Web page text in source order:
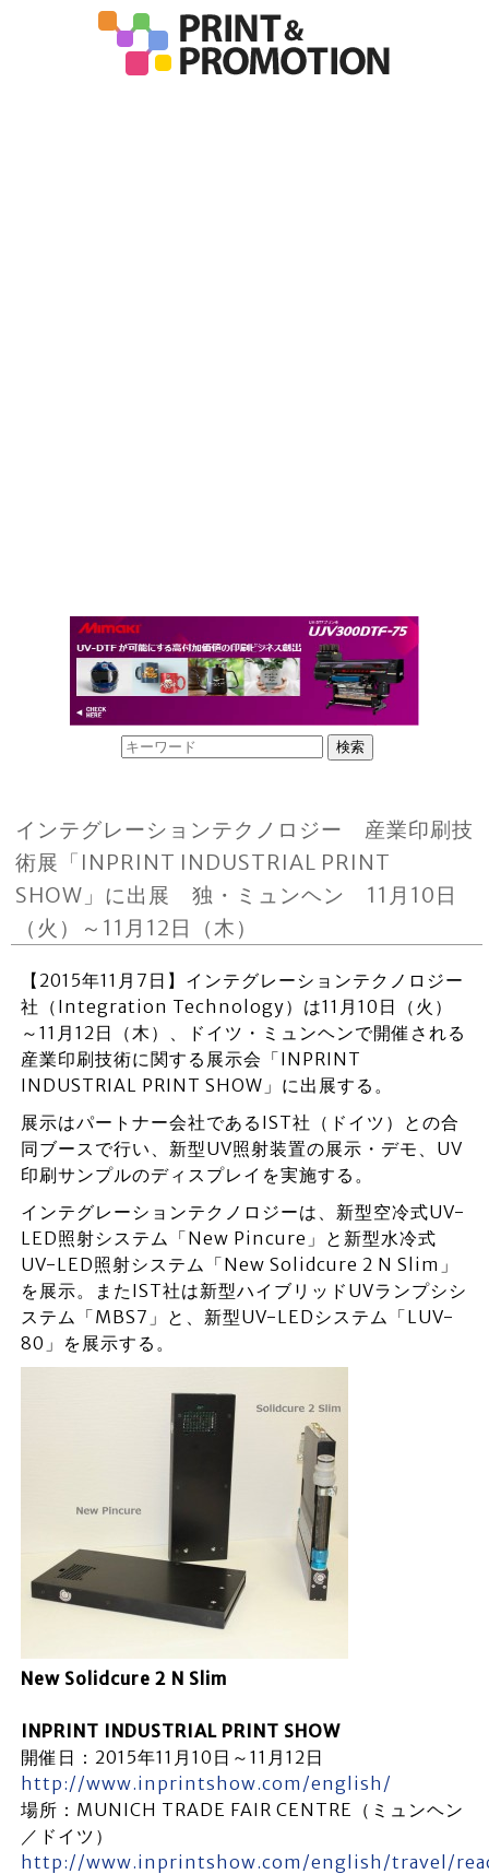
インテグレーションテクノロジー 産業印刷技
術展「INPRINT INDUSTRIAL PRINT
SHOW」に出展 独・ミュンヘン 11月10日
（火）～11月12日（木）
【2015年11月7日】インテグレーションテクノロジー
社（Integration Technology）は11月10日（火）
～11月12日（木）、ドイツ・ミュンヘンで開催される
産業印刷技術に関する展示会「INPRINT
INDUSTRIAL PRINT SHOW」に出展する。
展示はパートナー会社であるIST社（ドイツ）との合
同ブースで行い、新型UV照射装置の展示・デモ、UV
印刷サンプルのディスプレイを実施する。
インテグレーションテクノロジーは、新型空冷式UV-
LED照射システム「New Pincure」と新型水冷式
UV-LED照射システム「New Solidcure 2 N Slim」
を展示。またIST社は新型ハイブリッドUVランプシシ
ステム「MBS7」と、新型UV-LEDシステム「LUV-
80」を展示する。
New Solidcure 2 N Slim
INPRINT INDUSTRIAL PRINT SHOW
開催日：2015年11月10日～11月12日
http://www.inprintshow.com/english/
場所：MUNICH TRADE FAIR CENTRE（ミュンヘン
／ドイツ）
http://www.inprintshow.com/english/travel/